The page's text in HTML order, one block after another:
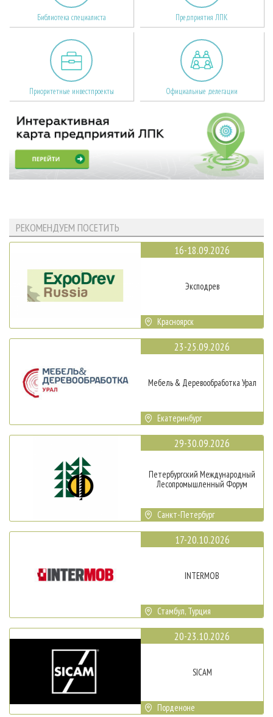
Библиотека специалиста Предприятия ЛПК
Приоритетные инвестпроекты Официальные делегации
РЕКОМЕНДУЕМ ПОСЕТИТЬ
16-18.09.2026
Эксподрев
Красноярск
23-25.09.2026
Мебель & Деревообработка Урал
Екатеринбург
29-30.09.2026
Петербургский Международный
Лесопромышленный Форум
Санкт-Петербург
17-20.10.2026
INTERMOB
Стамбул, Турция
20-23.10.2026
SICAM
Порденоне